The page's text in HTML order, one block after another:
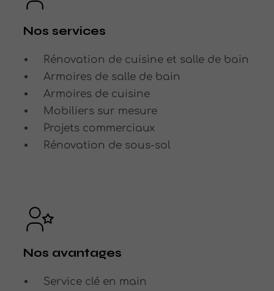
Nos services
Rénovation de cuisine et salle de bain
Armoires de salle de bain
Armoires de cuisine
Mobiliers sur mesure
Projets commerciaux
Rénovation de sous-sol
Nos avantages
Service clé en main